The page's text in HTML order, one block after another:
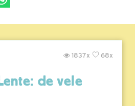
68x
1837x
de vele